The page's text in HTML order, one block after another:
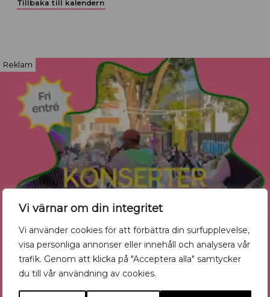
Vi värnar om din integritet
Vi använder cookies för att förbättra din surfupplevelse,
visa personliga annonser eller innehåll och analysera vår
trafik. Genom att klicka på "Acceptera alla" samtycker
du till vår användning av cookies.
Tillbaka till kalendern
Reklam